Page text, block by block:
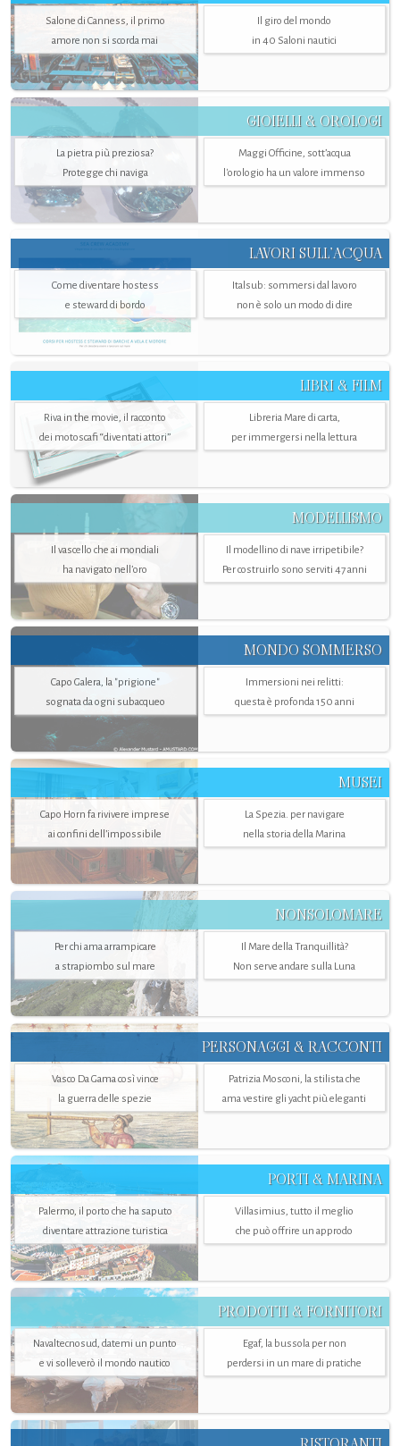
Salone di Canness, il primo
amore non si scorda mai
Il giro del mondo
in 40 Saloni nautici
GIOIELLI & OROLOGI
La pietra più preziosa?
Protegge chi naviga
Maggi Officine, sott’acqua
l'orologio ha un valore immenso
LAVORI SULL’ACQUA
Come diventare hostess
e steward di bordo
Italsub: sommersi dal lavoro
non è solo un modo di dire
LIBRI & FILM
Riva in the movie, il racconto
dei motoscafi “diventati attori”
Libreria Mare di carta,
per immergersi nella lettura
MODELLISMO
Il vascello che ai mondiali
ha navigato nell’oro
Il modellino di nave irripetibile?
Per costruirlo sono serviti 47 anni
MONDO SOMMERSO
Capo Galera, la "prigione"
sognata da ogni subacqueo
Immersioni nei relitti:
questa è profonda 150 anni
MUSEI
Capo Horn fa rivivere imprese
ai confini dell’impossibile
La Spezia. per navigare
nella storia della Marina
NONSOLOMARE
Per chi ama arrampicare
a strapiombo sul mare
Il Mare della Tranquillità?
Non serve andare sulla Luna
PERSONAGGI & RACCONTI
Vasco Da Gama così vince
la guerra delle spezie
Patrizia Mosconi, la stilista che
ama vestire gli yacht più eleganti
PORTI & MARINA
Palermo, il porto che ha saputo
diventare attrazione turistica
Villasimius, tutto il meglio
che può offrire un approdo
PRODOTTI & FORNITORI
Navaltecnosud, datemi un punto
e vi solleverò il mondo nautico
Egaf, la bussola per non
perdersi in un mare di pratiche